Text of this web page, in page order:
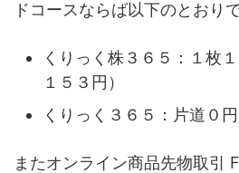
ドコースならば以下のとおりで
くりっく株３６５：１枚
１５３円）
くりっく３６５：片道０円
またオンライン商品先物取引